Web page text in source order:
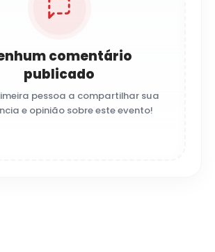
comentário
publicado
pessoa a compartilhar sua
e opinião sobre este evento!